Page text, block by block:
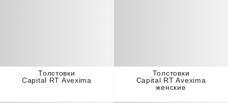
Толстовки
Capital RT Avexima
Толстовки
Capital RT Avexima
женские